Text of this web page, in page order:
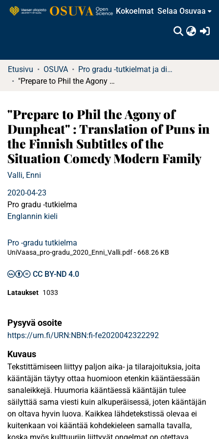
Kokoelmat Selaa Osuvaa
Etusivu OSUVA
Pro gradu -tutkielmat ja diplomityöt
"Prepare to Phil the Agony of Dunpheat" : Translation of Puns in the Finnish Subtitles of the Situation Comedy Modern Family
"Prepare to Phil the Agony of
Dunpheat" : Translation of Puns in
the Finnish Subtitles of the
Situation Comedy Modern Family
Valli, Enni
2020-04-23
Pro gradu -tutkielma
Englannin kieli
Pro -gradu tutkielma
UniVaasa_pro-gradu_2020_Enni_Valli.pdf - 668.26 KB
CC BY-ND 4.0
Lataukset 1033
Pysyvä osoite
https://urn.fi/URN:NBN:fi-fe2020042322292
Kuvaus
Tekstittämiseen liittyy paljon aika- ja tilarajoituksia, joita
kääntäjän täytyy ottaa huomioon etenkin kääntäessään
sanaleikkejä. Huumoria kääntäessä kääntäjän tulee
säilyttää sama viesti kuin alkuperäisessä, joten kääntäjän
on oltava hyvin luova. Kaikkea lähdetekstissä olevaa ei
kuitenkaan voi kääntää kohdekieleen samalla tavalla,